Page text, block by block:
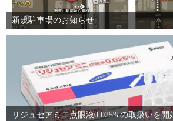
新規駐車場のお知らせ
リジュセアミニ点眼液0.025%の取扱いを